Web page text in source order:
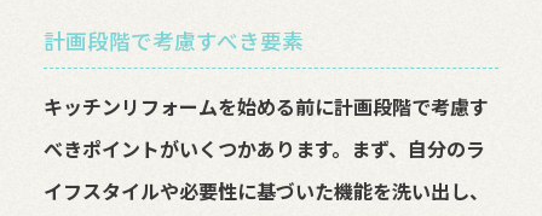
計画段階で考慮すべき要素
キッチンリフォームを始める前に計画段階で考慮す
べきポイントがいくつかあります。まず、自分のラ
イフスタイルや必要性に基づいた機能を洗い出し、